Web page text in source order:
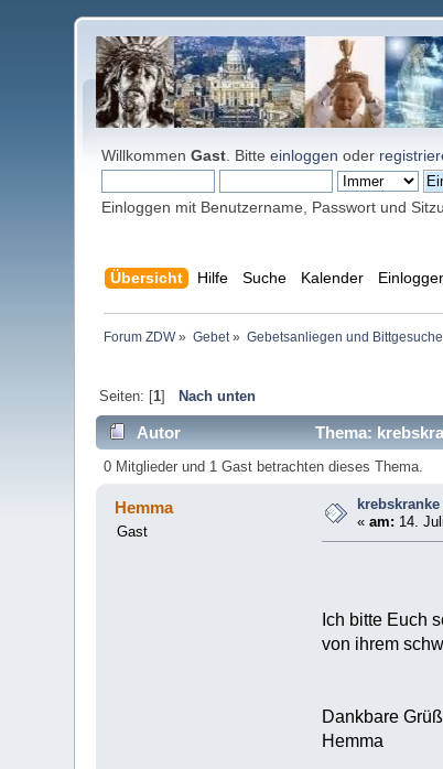
WillkommenGast . Bitteeinloggen oder
Einloggen mit Benutzername, Passwort und
Übersicht Hilfe Suche Kalender
Forum ZDW» Gebet» Gebetsanliegen und Bittgesuche
Seiten: [1] Nach unten
Autor Thema:
0 Mitglieder und 1 Gast betrachten dieses Thema.
Hemma
Gast
«am: 14.
Ich bitte Euch
von ihrem
Dankbare
Hemma